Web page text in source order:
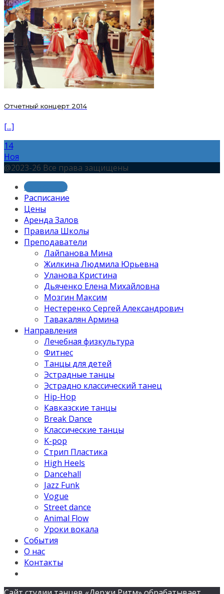
Отчетный концерт 2014
[...]
14
Ноя
@2023-26 Все права защищены
записаться
Расписание
Цены
Аренда Залов
Правила Школы
Преподаватели
Лайпанова Мина
Жилкина Людмила Юрьевна
Уланова Кристина
Дьяченко Елена Михайловна
Мозгин Максим
Нестеренко Сергей Александрович
Тавакалян Армина
Направления
Лечебная физкультура
Фитнес
Танцы для детей
Эстрадные танцы
Эстрадно классический танец
Hip-Hop
Кавказские танцы
Break Dance
Классические танцы
K-pop
Стрип Пластика
High Heels
Dancehall
Jazz Funk
Vogue
Street dance
Animal Flow
Уроки вокала
События
О нас
Контакты